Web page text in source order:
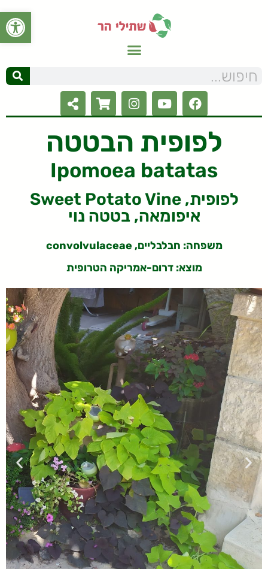
פתח
לפופית הבטטה
Ipomoea batatas
Sweet Potato Vine לפופית,
איפומאה, בטטה נוי
משפחה: חבלבליים, convolvulaceae
מוצא: דרום-אמריקה הטרופית